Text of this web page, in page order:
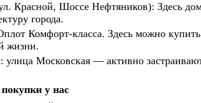
Красной, Шоссе Нефтяников): Здесь
города.
Комфорт-класса. Здесь можно купить
жизни.
Московская — активно
у нас